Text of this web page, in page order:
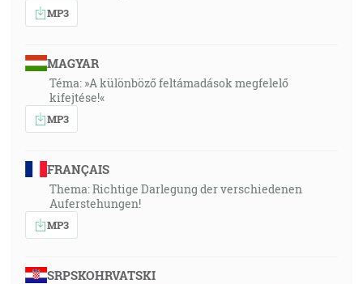
MP3
MAGYAR
Téma: »A különböző feltámadások megfelelő
kifejtése!«
MP3
FRANÇAIS
Thema: Richtige Darlegung der verschiedenen
Auferstehungen!
MP3
SRPSKOHRVATSKI